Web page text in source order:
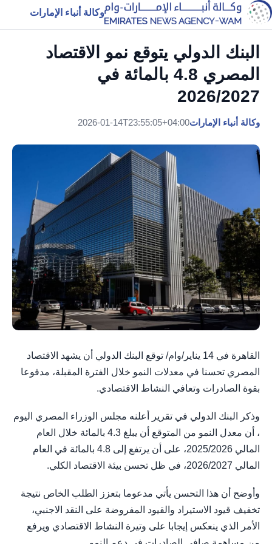
وكالة أنباء الإمارات
البنك الدولي يتوقع نمو الاقتصاد
المصري 4.8 بالمائة في
2026/2027
وكالة أنباء الإمارات2026-01-14T23:55:05+04:00
القاهرة في 14 يناير/وام/ توقع البنك الدولي أن يشهد الاقتصاد
المصري تحسنا في معدلات النمو خلال الفترة المقبلة، مدفوعا
بقوة الصادرات وتعافي النشاط الاقتصادي.
وذكر البنك الدولي في تقرير أعلنه مجلس الوزراء المصري اليوم
، أن معدل النمو من المتوقع أن يبلغ 4.3 بالمائة خلال العام
المالي 2025/2026، على أن يرتفع إلى 4.8 بالمائة في العام
المالي 2026/2027، في ظل تحسن بيئة الاقتصاد الكلي.
وأوضح أن هذا التحسن يأتي مدعوما بتعزز الطلب الخاص نتيجة
تخفيف قيود الاستيراد والقيود المفروضة على النقد الاجنبي،
الأمر الذي ينعكس إيجابا على وتيرة النشاط الاقتصادي ويرفع